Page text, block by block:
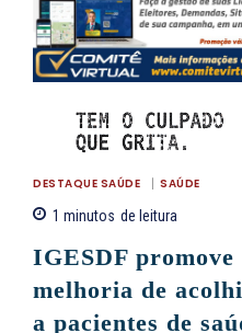
DESTAQUE SAÚDE SAÚDE
1 minutos de leitura
IGESDF
melhoria de
a pacientes de